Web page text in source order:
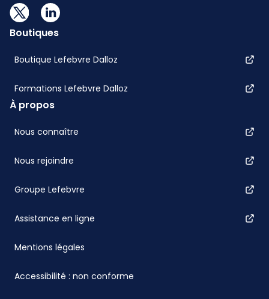
Boutiques
Boutique Lefebvre Dalloz
Formations Lefebvre Dalloz
À propos
Nous connaître
Nous rejoindre
Groupe Lefebvre
Assistance en ligne
Mentions légales
Accessibilité : non conforme